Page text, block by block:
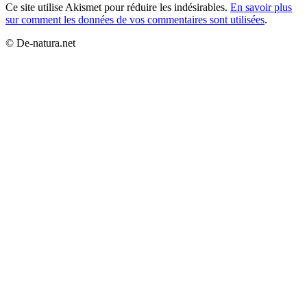
Ce site utilise Akismet pour réduire les indésirables. En savoir plus
sur comment les données de vos commentaires sont utilisées.
© De-natura.net